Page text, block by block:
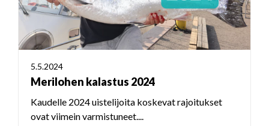
5.5.2024
Merilohen kalastus 2024
Kaudelle 2024 uistelijoita koskevat rajoitukset
ovat viimein varmistuneet....